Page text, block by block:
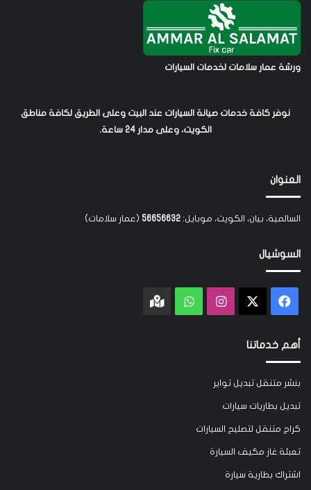
ورشة عمار سلامات لخدمات السيارات
نوفر كافة خدمات صيانة السيارات عند البيت وعلى الطريق لكافة مناطق
الكويت، وعلى مدار 24 ساعة.
العنوان
السالمية، بيان، الكويت، موبايل: 56656632 (عمار سلامات)
السوشيال
فيسبوك انستقرامواتسابGoogle
أهم خدماتنا
بنشر متنقل تبديل تواير
تبديل بطاريات سيارات
كراج متنقل لتصليح السيارات
تعبئة غاز مكيف السيارة
اشتراك بطارية سيارة